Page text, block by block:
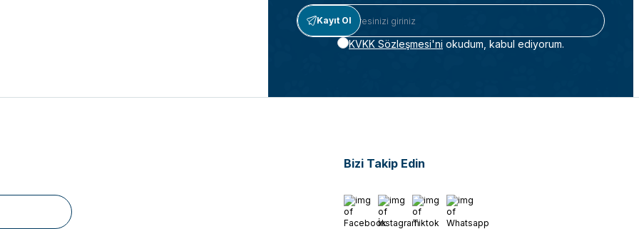
Kayıt Ol
KVKK Sözleşmesi'ni okudum, kabul ediyorum.
Bizi Takip Edin
FacebookİnstagramTiktok Whatsapp